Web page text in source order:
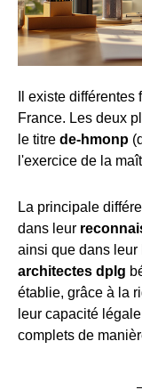
Il existe
France. Les deux
le titre de-hmonp
l'exercice de la
La principale
dans leur
ainsi que dans
architectes dplg
établie, grâce à la
leur capacité
complets de